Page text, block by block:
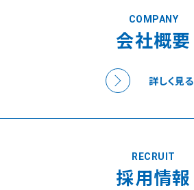
COMPANY
会社概要
詳しく見る
RECRUIT
採用情報